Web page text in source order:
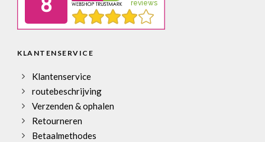
KLANTENSERVICE
Klantenservice
routebeschrijving
Verzenden & ophalen
Retourneren
Betaalmethodes